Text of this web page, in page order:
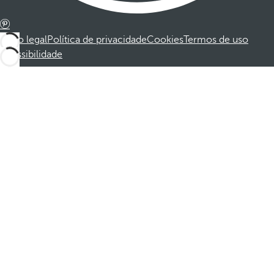
Aviso legalPolítica de privacidadeCookiesTermos de uso
Acessibilidade